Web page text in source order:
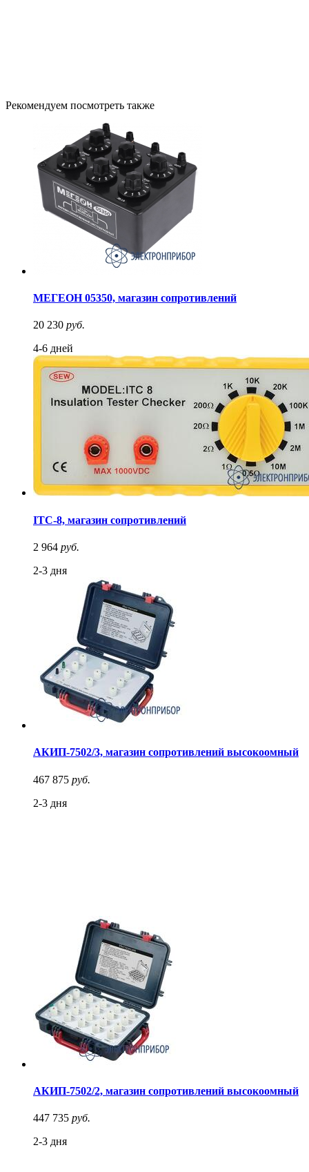
Рекомендуем посмотреть также
МЕГЕОН 05350, магазин сопротивлений
20 230 руб.
4-6 дней
ITC-8, магазин сопротивлений
2 964 руб.
2-3 дня
АКИП-7502/3, магазин сопротивлений высокоомный
467 875 руб.
2-3 дня
АКИП-7502/2, магазин сопротивлений высокоомный
447 735 руб.
2-3 дня